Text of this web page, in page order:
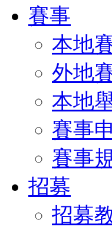
賽事
本地
外地
本地
賽事
賽事
招募
招募